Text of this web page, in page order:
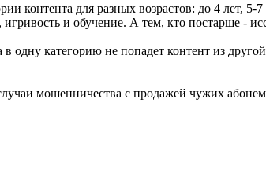
контента для разных возрастов: до 4 лет,
и обучение. А тем, кто постарше -
одну категорию не попадет контент из
мошенничества с продажей чужих